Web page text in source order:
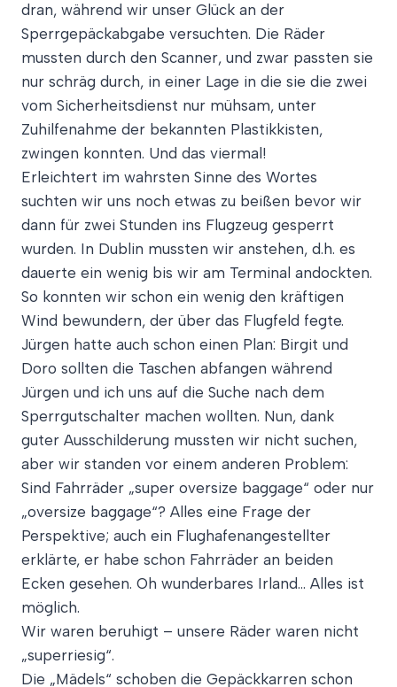
dran, während wir unser Glück an der
Sperrgepäckabgabe versuchten. Die Räder
mussten durch den Scanner, und zwar passten sie
nur schräg durch, in einer Lage in die sie die zwei
vom Sicherheitsdienst nur mühsam, unter
Zuhilfenahme der bekannten Plastikkisten,
zwingen konnten. Und das viermal!
Erleichtert im wahrsten Sinne des Wortes
suchten wir uns noch etwas zu beißen bevor wir
dann für zwei Stunden ins Flugzeug gesperrt
wurden. In Dublin mussten wir anstehen, d.h. es
dauerte ein wenig bis wir am Terminal andockten.
So konnten wir schon ein wenig den kräftigen
Wind bewundern, der über das Flugfeld fegte.
Jürgen hatte auch schon einen Plan: Birgit und
Doro sollten die Taschen abfangen während
Jürgen und ich uns auf die Suche nach dem
Sperrgutschalter machen wollten. Nun, dank
guter Ausschilderung mussten wir nicht suchen,
aber wir standen vor einem anderen Problem:
Sind Fahrräder „super oversize baggage“ oder nur
„oversize baggage“? Alles eine Frage der
Perspektive; auch ein Flughafenangestellter
erklärte, er habe schon Fahrräder an beiden
Ecken gesehen. Oh wunderbares Irland… Alles ist
möglich.
Wir waren beruhigt – unsere Räder waren nicht
„superriesig“.
Die „Mädels“ schoben die Gepäckkarren schon